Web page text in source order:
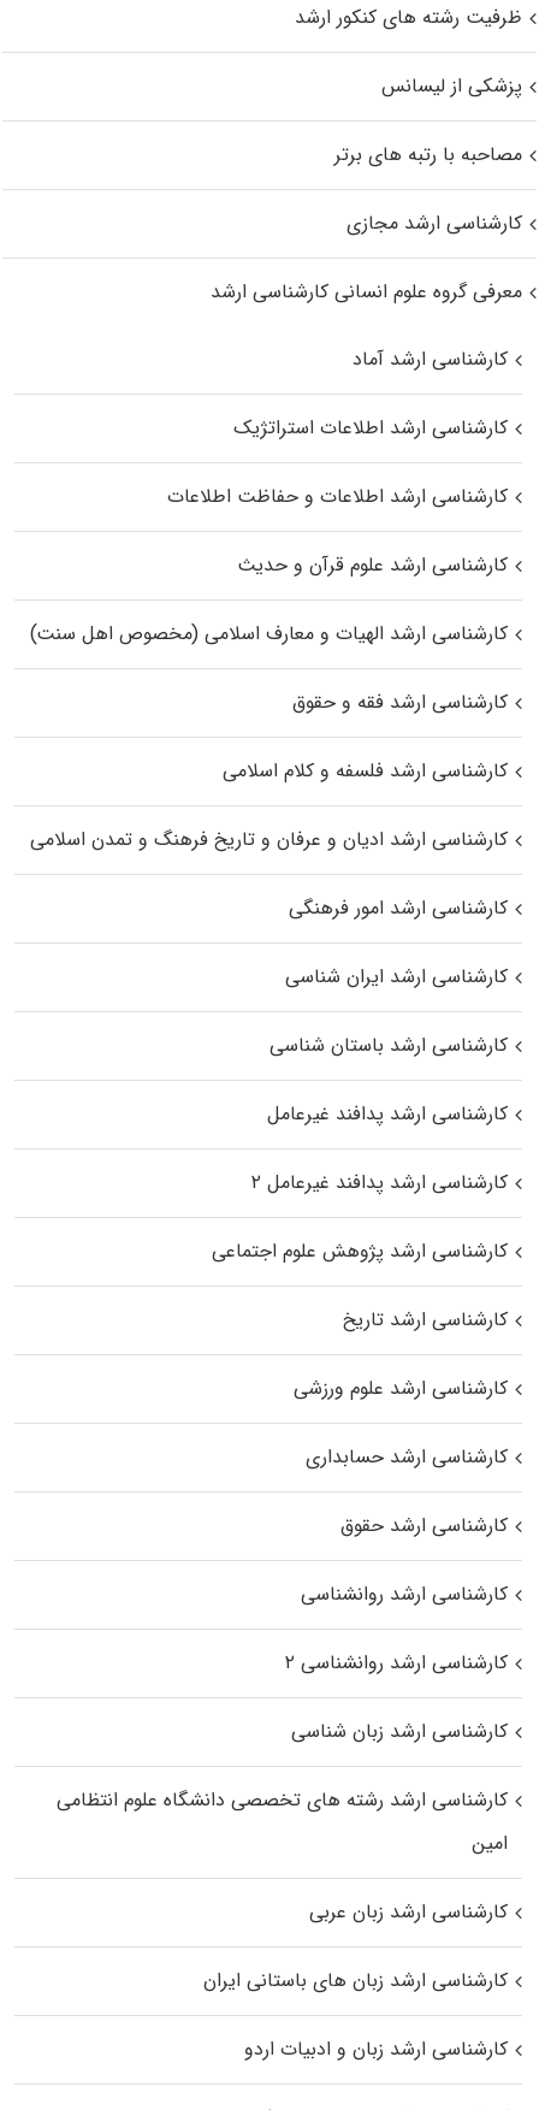
ظرفیت رشته های کنکور ارشد
پزشکی از لیسانس
مصاحبه با رتبه های برتر
کارشناسی ارشد مجازی
معرفی گروه علوم انسانی کارشناسی ارشد
کارشناسی ارشد آماد
کارشناسی ارشد اطلاعات استراتژیک
کارشناسی ارشد اطلاعات و حفاظت اطلاعات
کارشناسی ارشد علوم قرآن و حدیث
کارشناسی ارشد الهیات و معارف اسلامی (مخصوص اهل سنت)
کارشناسی ارشد فقه و حقوق
کارشناسی ارشد فلسفه و کلام اسلامی
کارشناسی ارشد ادیان و عرفان و تاریخ فرهنگ و تمدن اسلامی
کارشناسی ارشد امور فرهنگی
کارشناسی ارشد ایران شناسی
کارشناسی ارشد باستان شناسی
کارشناسی ارشد پدافند غیرعامل
کارشناسی ارشد پدافند غیرعامل ۲
کارشناسی ارشد پژوهش علوم اجتماعی
کارشناسی ارشد تاریخ
کارشناسی ارشد علوم ورزشی
کارشناسی ارشد حسابداری
کارشناسی ارشد حقوق
کارشناسی ارشد روانشناسی
کارشناسی ارشد روانشناسی ۲
کارشناسی ارشد زبان شناسی
کارشناسی ارشد رﺷﺘﻪ ﻫﺎی تخصصی داﻧﺸﮕﺎه ﻋﻠﻮم انتظامی
اﻣﻴﻦ
کارشناسی ارشد زبان عربی
کارشناسی ارشد زبان‌ های باستانی ایران
کارشناسی ارشد زبان و ادبیات اردو